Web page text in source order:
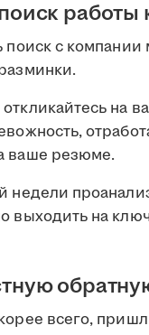
работы
поиск с
на
ваше резюме.
недели
выходить на
всего,